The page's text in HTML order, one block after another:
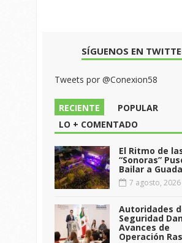
SÍGUENOS EN
Tweets por @Conexion58
RECIENTE
POPULAR
LO + COMENTADO
El Ritmo de
“Sonoras”
Bailar a
7 agosto, 2026
Autoridades
Seguridad
Avances de
Operación